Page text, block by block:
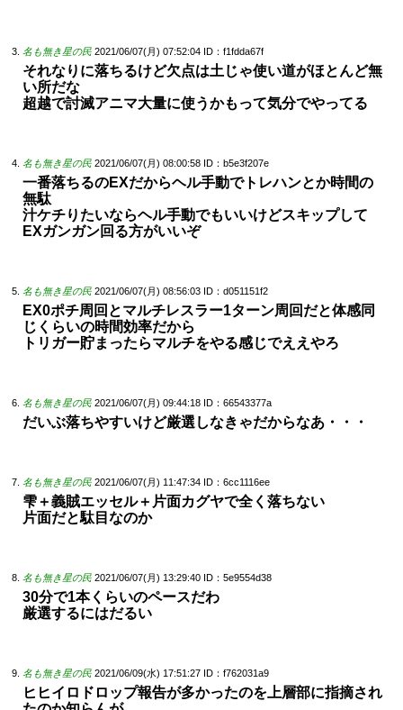
名も無き星の民 2021/06/07(月) 07:52:04 ID：f1fdda67f
それなりに落ちるけど欠点は土じゃ使い道がほとんど無
い所だな
超越で討滅アニマ大量に使うかもって気分でやってる
名も無き星の民 2021/06/07(月) 08:00:58 ID：b5e3f207e
一番落ちるのEXだからヘル手動でトレハンとか時間の
無駄
汁ケチりたいならヘル手動でもいいけどスキップして
EXガンガン回る方がいいぞ
名も無き星の民 2021/06/07(月) 08:56:03 ID：d051151f2
EX0ポチ周回とマルチレスラー1ターン周回だと体感同
じくらいの時間効率だから
トリガー貯まったらマルチをやる感じでええやろ
名も無き星の民 2021/06/07(月) 09:44:18 ID：66543377a
だいぶ落ちやすいけど厳選しなきゃだからなあ・・・
名も無き星の民 2021/06/07(月) 11:47:34 ID：6cc1116ee
雫＋義賊エッセル＋片面カグヤで全く落ちない
片面だと駄目なのか
名も無き星の民 2021/06/07(月) 13:29:40 ID：5e9554d38
30分で1本くらいのペースだわ
厳選するにはだるい
名も無き星の民 2021/06/09(水) 17:51:27 ID：f762031a9
ヒヒイロドロップ報告が多かったのを上層部に指摘され